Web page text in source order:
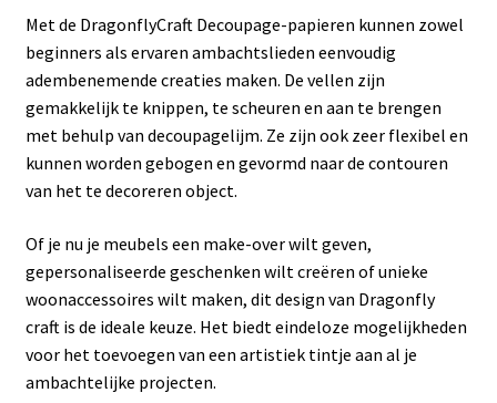
Met de DragonflyCraft Decoupage-papieren kunnen zowel
beginners als ervaren ambachtslieden eenvoudig
adembenemende creaties maken. De vellen zijn
gemakkelijk te knippen, te scheuren en aan te brengen
met behulp van decoupagelijm. Ze zijn ook zeer flexibel en
kunnen worden gebogen en gevormd naar de contouren
van het te decoreren object.
Of je nu je meubels een make-over wilt geven,
gepersonaliseerde geschenken wilt creëren of unieke
woonaccessoires wilt maken, dit design van Dragonfly
craft is de ideale keuze. Het biedt eindeloze mogelijkheden
voor het toevoegen van een artistiek tintje aan al je
ambachtelijke projecten.